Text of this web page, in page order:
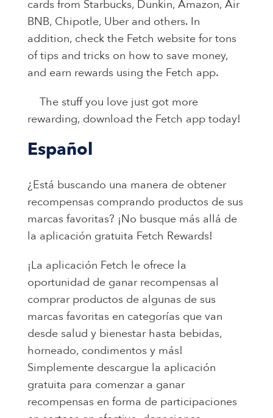
cards from Starbucks, Dunkin, Amazon, Air
BNB, Chipotle, Uber and others. In
addition, check the Fetch website for tons
of tips and tricks on how to save money,
and earn rewards using the Fetch app.
The stuff you love just got more
rewarding, download the Fetch app today!
Español
¿Está buscando una manera de obtener
recompensas comprando productos de sus
marcas favoritas? ¡No busque más allá de
la aplicación gratuita Fetch Rewards!
¡La aplicación Fetch le ofrece la
oportunidad de ganar recompensas al
comprar productos de algunas de sus
marcas favoritas en categorías que van
desde salud y bienestar hasta bebidas,
horneado, condimentos y más!
Simplemente descargue la aplicación
gratuita para comenzar a ganar
recompensas en forma de participaciones